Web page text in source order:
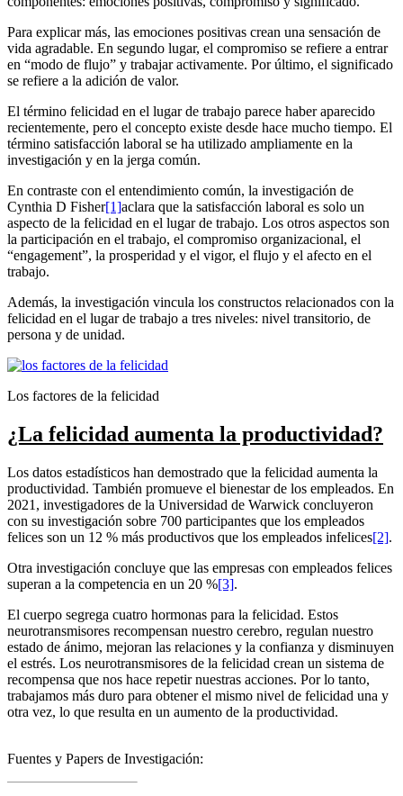
Para explicar más, las emociones positivas crean una sensación de
vida agradable. En segundo lugar, el compromiso se refiere a entrar
en “modo de flujo” y trabajar activamente. Por último, el significado
se refiere a la adición de valor.
El término felicidad en el lugar de trabajo parece haber aparecido
recientemente, pero el concepto existe desde hace mucho tiempo. El
término satisfacción laboral se ha utilizado ampliamente en la
investigación y en la jerga común.
En contraste con el entendimiento común, la investigación de
Cynthia D Fisher[1]aclara que la satisfacción laboral es solo un
aspecto de la felicidad en el lugar de trabajo. Los otros aspectos son
la participación en el trabajo, el compromiso organizacional, el
“engagement”, la prosperidad y el vigor, el flujo y el afecto en el
trabajo.
Además, la investigación vincula los constructos relacionados con la
felicidad en el lugar de trabajo a tres niveles: nivel transitorio, de
persona y de unidad.
Los factores de la felicidad
¿La felicidad aumenta la productividad?
Los datos estadísticos han demostrado que la felicidad aumenta la
productividad. También promueve el bienestar de los empleados. En
2021, investigadores de la Universidad de Warwick concluyeron
con su investigación sobre 700 participantes que los empleados
felices son un 12 % más productivos que los empleados infelices[2].
Otra investigación concluye que las empresas con empleados felices
superan a la competencia en un 20 %[3].
El cuerpo segrega cuatro hormonas para la felicidad. Estos
neurotransmisores recompensan nuestro cerebro, regulan nuestro
estado de ánimo, mejoran las relaciones y la confianza y disminuyen
el estrés. Los neurotransmisores de la felicidad crean un sistema de
recompensa que nos hace repetir nuestras acciones. Por lo tanto,
trabajamos más duro para obtener el mismo nivel de felicidad una y
otra vez, lo que resulta en un aumento de la productividad.
Fuentes y Papers de Investigación: